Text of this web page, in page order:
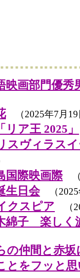
画部門優秀
（2025年7月19
ア王 2025」
ヴィラスイ
際映画際（
生日会（2025
クスピア （
綿子 楽しく
仲間と赤坂
をフッと思